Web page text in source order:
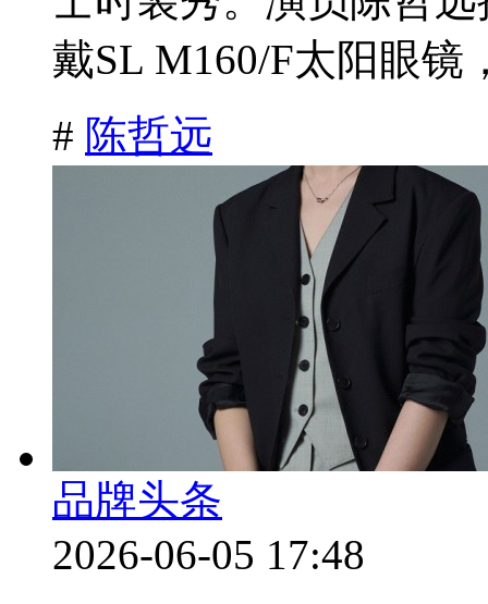
戴SL M160/F太阳眼镜
# 陈哲远
品牌头条
2026-06-05 17:48